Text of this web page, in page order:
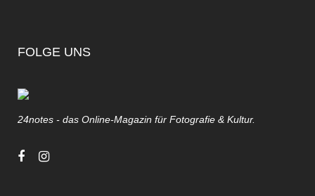
FOLGE UNS
24notes - das Online-Magazin für Fotografie & Kultur.